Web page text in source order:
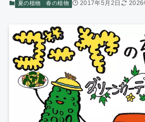
夏の植物 春の植物 2017年5月2日 2026